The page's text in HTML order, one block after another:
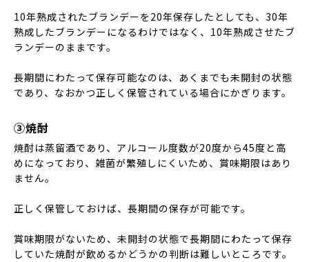
10年熟成されたブランデーを20年保存したとしても、30年
熟成したブランデーになるわけではなく、10年熟成させたブ
ランデーのままです。
長期間にわたって保存可能なのは、あくまでも未開封の状態
であり、なおかつ正しく保管されている場合にかぎります。
③焼酎
焼酎は蒸留酒であり、アルコール度数が20度から45度と高
めになっており、雑菌が繁殖しにくいため、賞味期限はあり
ません。
正しく保管しておけば、長期間の保存が可能です。
賞味期限がないため、未開封の状態で長期間にわたって保存
していた焼酎が飲めるかどうかの判断は難しいところです。